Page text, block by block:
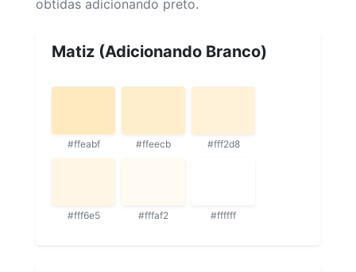
obtidas adicionando preto.
Matiz (Adicionando Branco)
#ffeabf #ffeecb #fff2d8
#fff6e5 #fffaf2 #ffffff